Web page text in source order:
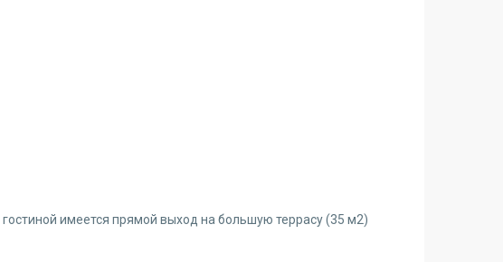
имеется прямой выход на большую террасу (35 м2)